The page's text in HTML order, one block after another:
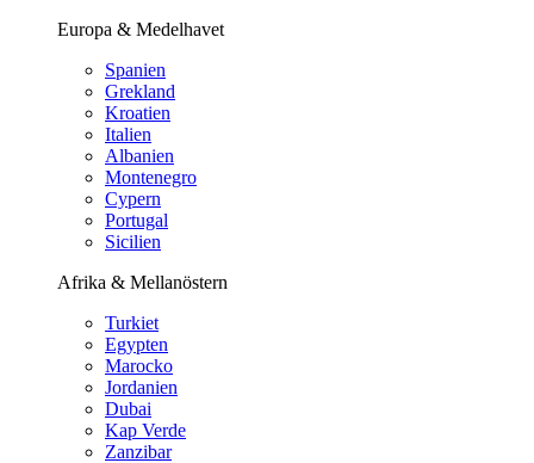
Europa & Medelhavet
Spanien
Grekland
Kroatien
Italien
Albanien
Montenegro
Cypern
Portugal
Sicilien
Afrika & Mellanöstern
Turkiet
Egypten
Marocko
Jordanien
Dubai
Kap Verde
Zanzibar